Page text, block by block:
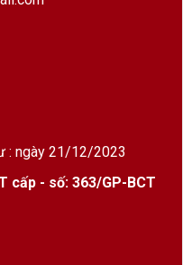
: ngày 21/12/2023
cấp - số: 363/GP-BCT